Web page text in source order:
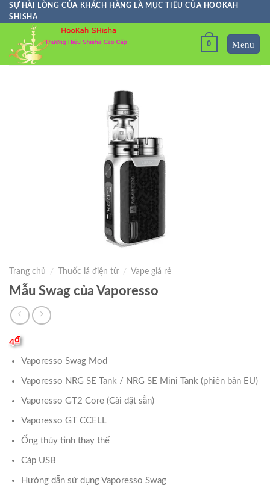
Skip
to
content
SỰ HÀI LÒNG CỦA KHÁCH HÀNG LÀ MỤC TIÊU CỦA HOOKAH
SHISHA
0
Trang chủ / Thuốc lá điện tử / Vape giá rẻ
Mẫu Swag của Vaporesso
4₫
Vaporesso Swag Mod
Vaporesso NRG SE Tank / NRG SE Mini Tank (phiên bản EU)
Vaporesso GT2 Core (Cài đặt sẵn)
Vaporesso GT CCELL
Ống thủy tinh thay thế
Cáp USB
Hướng dẫn sử dụng Vaporesso Swag